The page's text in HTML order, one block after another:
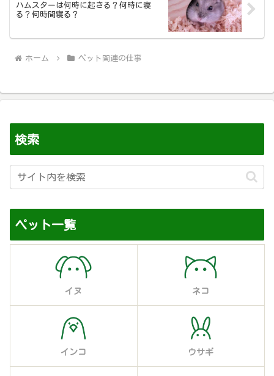
ハムスターは何時に起きる？何時に寝
る？何時間寝る？
ホーム ペット関連の仕事
検索
ペット一覧
イヌ ネコ
インコ ウサギ